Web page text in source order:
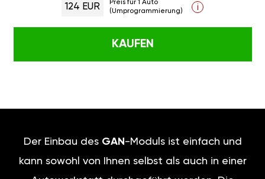
124 EUR
Preis für 1 Auto
(Umprogrammierung)
i
KAUFEN
Der Einbau des GAN -Moduls ist einfach und
kann sowohl von Ihnen selbst als auch in einer